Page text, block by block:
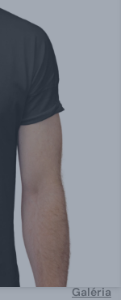
Galéria